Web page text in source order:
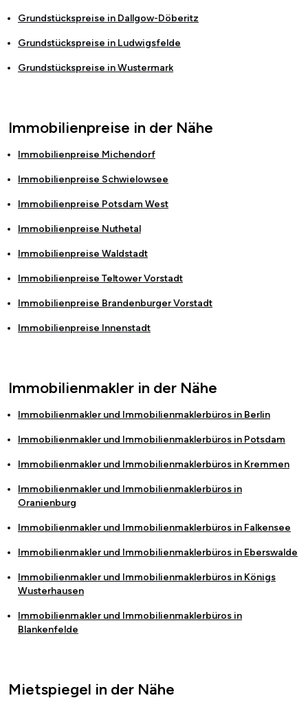
Grundstückspreise in Dallgow-Döberitz
Grundstückspreise in Ludwigsfelde
Grundstückspreise inWustermark
Immobilienpreise in der Nähe
Immobilienpreise Michendorf
Immobilienpreise Schwielowsee
Immobilienpreise Potsdam West
Immobilienpreise Nuthetal
Immobilienpreise Waldstadt
Immobilienpreise Teltower Vorstadt
Immobilienpreise Brandenburger Vorstadt
Immobilienpreise Innenstadt
Immobilienmakler in der Nähe
Immobilienmakler und Immobilienmaklerbüros in Berlin
Immobilienmakler und Immobilienmaklerbüros in Potsdam
Immobilienmakler und Immobilienmaklerbüros in Kremmen
Immobilienmakler und Immobilienmaklerbüros in
Oranienburg
Immobilienmakler und Immobilienmaklerbüros in Falkensee
Immobilienmakler und Immobilienmaklerbüros in Eberswalde
Immobilienmakler und Immobilienmaklerbüros in Königs
Wusterhausen
Immobilienmakler und Immobilienmaklerbüros in
Blankenfelde
Mietspiegel in der Nähe